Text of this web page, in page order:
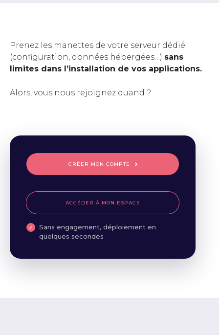
Prenez les manettes de votre serveur dédié
(configuration, données hébergées…) sans
limites dans l’installation de vos applications.
Alors, vous nous rejoignez quand ?
CRÉER MON COMPTE
ACCÉDER À MON ESPACE
Sans engagement, déploiement en
quelques secondes